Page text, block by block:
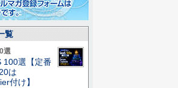
覧
選
100選【定番
は
付け】